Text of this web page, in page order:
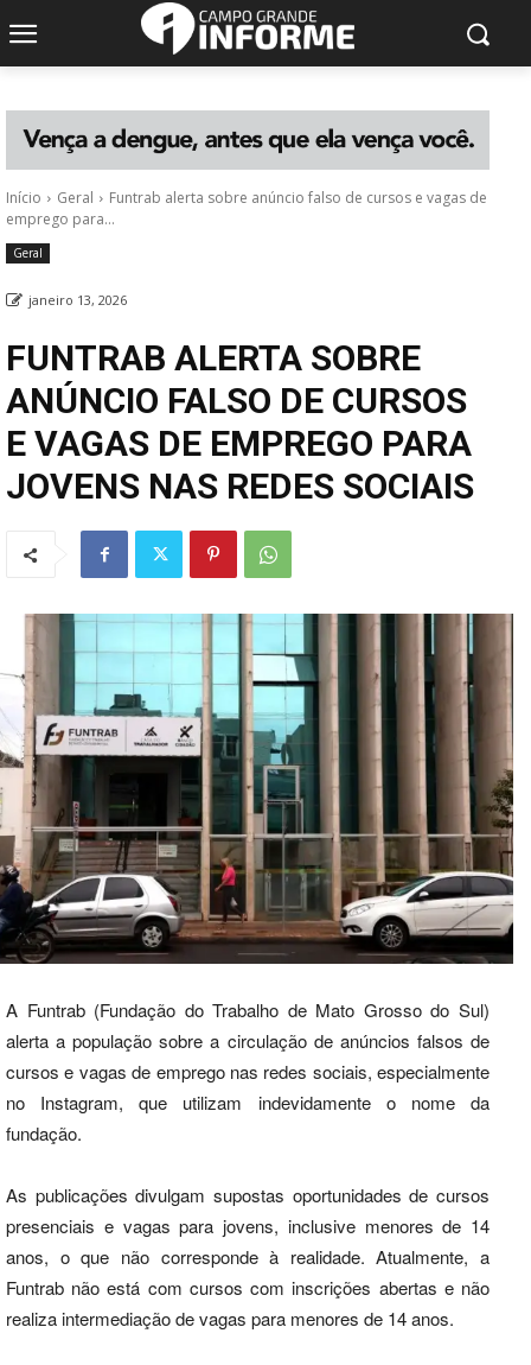
Início Geral
Funtrab alerta sobre anúncio falso de cursos e vagas de
emprego para...
Geral
janeiro 13, 2026
FUNTRAB ALERTA SOBRE
ANÚNCIO FALSO DE CURSOS
E VAGAS DE EMPREGO PARA
JOVENS NAS REDES SOCIAIS
A Funtrab (Fundação do Trabalho de Mato Grosso do Sul)
alerta a população sobre a circulação de anúncios falsos de
cursos e vagas de emprego nas redes sociais, especialmente
no Instagram, que utilizam indevidamente o nome da
fundação.
As publicações divulgam supostas oportunidades de cursos
presenciais e vagas para jovens, inclusive menores de 14
anos, o que não corresponde à realidade. Atualmente, a
Funtrab não está com cursos com inscrições abertas e não
realiza intermediação de vagas para menores de 14 anos.